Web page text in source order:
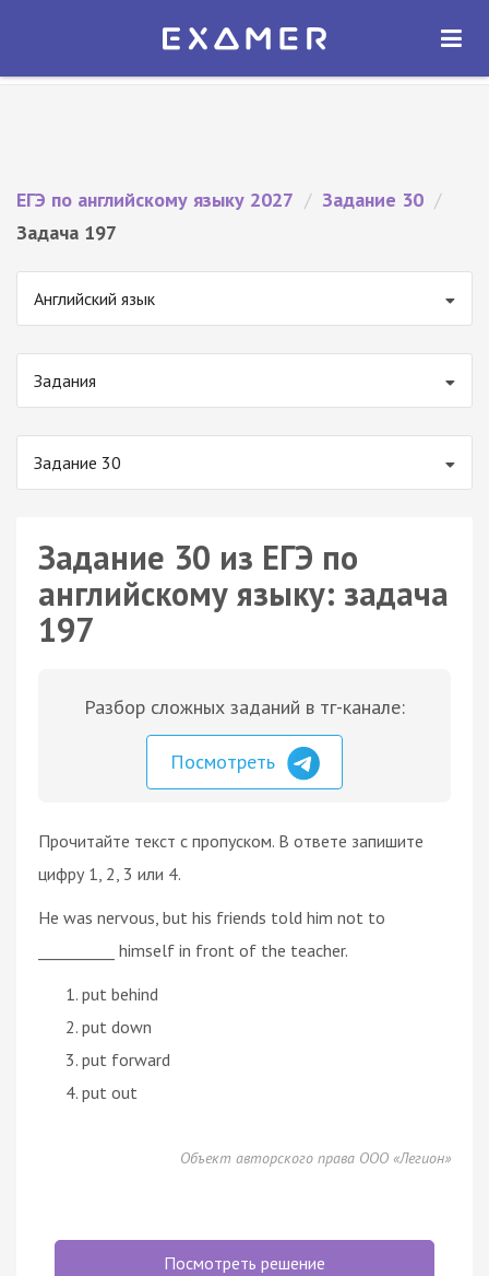
Экзамер — ЕГЭ 2027
ОТКРЫТЬ
ЕГЭ по английскому языку 2027 / Задание 30 /
Задача 197
Английский язык
Задания
Задание 30
Задание 30 из ЕГЭ по
английскому языку: задача
197
Разбор сложных заданий в тг-канале:
Посмотреть
Прочитайте текст с пропуском. В ответе запишите
цифру 1, 2, 3 или 4.
He was nervous, but his friends told him not to
__________ himself in front of the teacher.
put behind
put down
put forward
put out
Объект авторского права ООО «Легион»
Посмотреть решение